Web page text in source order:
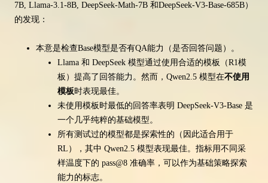
7B, Llama-3.1-8B, DeepSeek-Math-7B 和DeepSeek-V3-Base-685B）
的发现：
本意是检查Base模型是否有QA能力（是否回答问题）。
Llama 和 DeepSeek 模型通过使用合适的模板（R1模
板）提高了回答能力。然而，Qwen2.5 模型在不使用
模板时表现最佳。
未使用模板时最低的回答率表明 DeepSeek-V3-Base 是
一个几乎纯粹的基础模型。
所有测试过的模型都是探索性的（因此适合用于
RL），其中 Qwen2.5 模型表现最佳。指标用不同采
样温度下的 pass@8 准确率，可以作为基础策略探索
能力的标志。